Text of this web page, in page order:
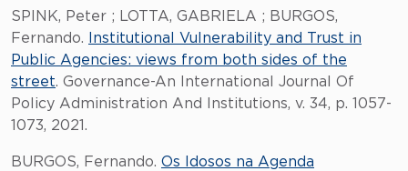
SPINK, Peter ; LOTTA, GABRIELA ; BURGOS,
Fernando.
Institutional Vulnerability and Trust in
Public Agencies: views from both sides of the
street. Governance-An International Journal Of
Policy Administration And Institutions, v. 34, p. 1057-
1073, 2021.
BURGOS, Fernando. Os Idosos na Agenda